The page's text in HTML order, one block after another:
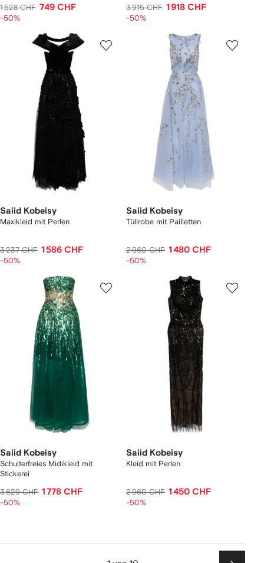
1 528 CHF 749 CHF
-50%
3 915 CHF 1 918 CHF
-50%
Saiid Kobeisy
Maxikleid mit Perlen
3 237 CHF 1 586 CHF
-50%
Saiid Kobeisy
Tüllrobe mit Pailletten
2 960 CHF 1 480 CHF
-50%
Saiid Kobeisy
Schulterfreies Midikleid mit
Stickerei
3 629 CHF 1 778 CHF
-50%
Saiid Kobeisy
Kleid mit Perlen
2 960 CHF 1 450 CHF
-50%